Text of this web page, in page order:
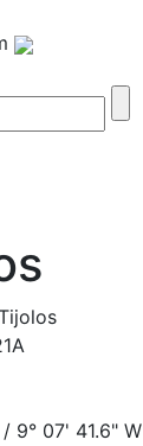
9° 07' 41.6" W